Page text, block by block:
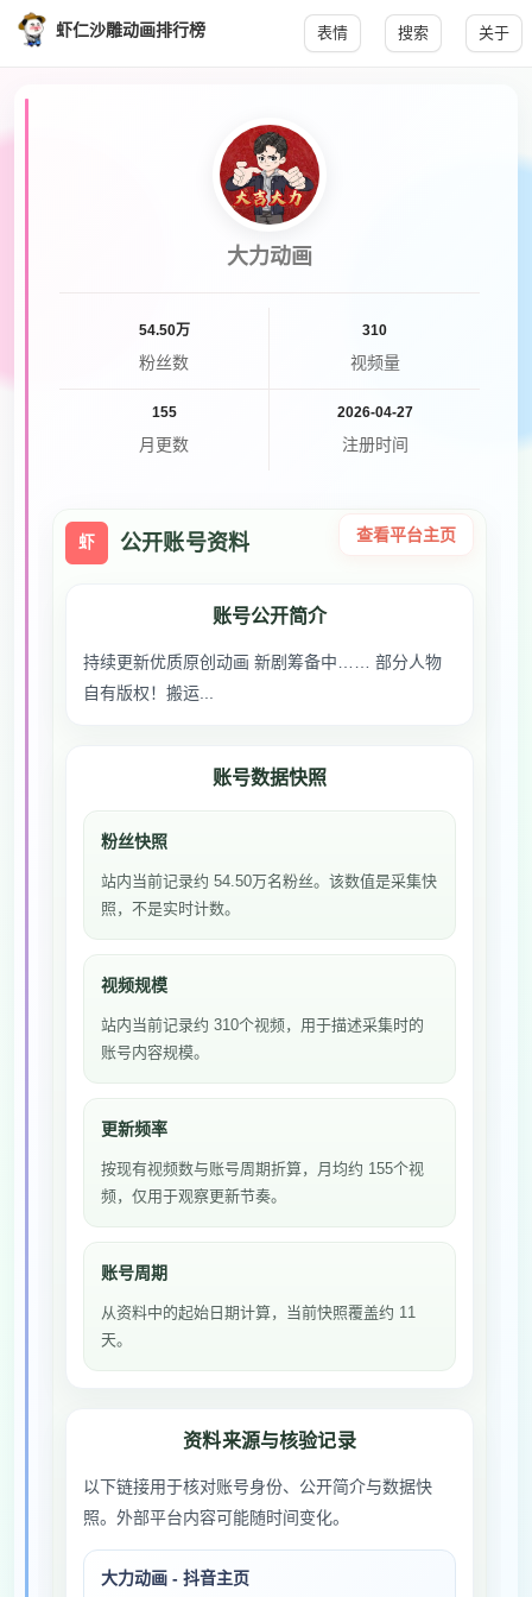
虾仁沙雕动画排行榜 表情 搜索 关于
大力动画
54.50万
粉丝数
310
视频量
155
月更数
2026-04-27
注册时间
虾 公开账号资料 查看平台主页
账号公开简介
持续更新优质原创动画 新剧筹备中…… 部分人物
自有版权！搬运...
账号数据快照
粉丝快照
站内当前记录约 54.50万名粉丝。该数值是采集快
照，不是实时计数。
视频规模
站内当前记录约 310个视频，用于描述采集时的
账号内容规模。
更新频率
按现有视频数与账号周期折算，月均约 155个视
频，仅用于观察更新节奏。
账号周期
从资料中的起始日期计算，当前快照覆盖约 11
天。
资料来源与核验记录
以下链接用于核对账号身份、公开简介与数据快
照。外部平台内容可能随时间变化。
大力动画 - 抖音主页